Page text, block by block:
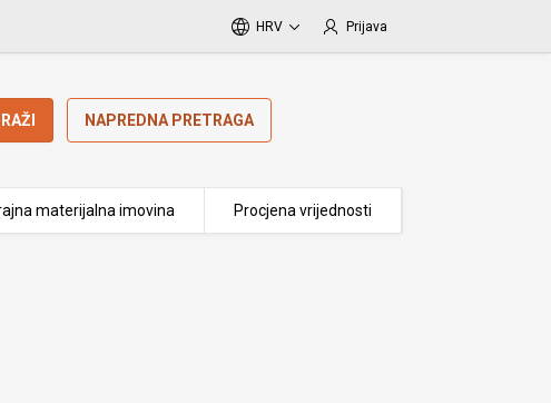
HRV Prijava
NAPREDNA PRETRAGA
materijalna imovina Procjena vrijednosti